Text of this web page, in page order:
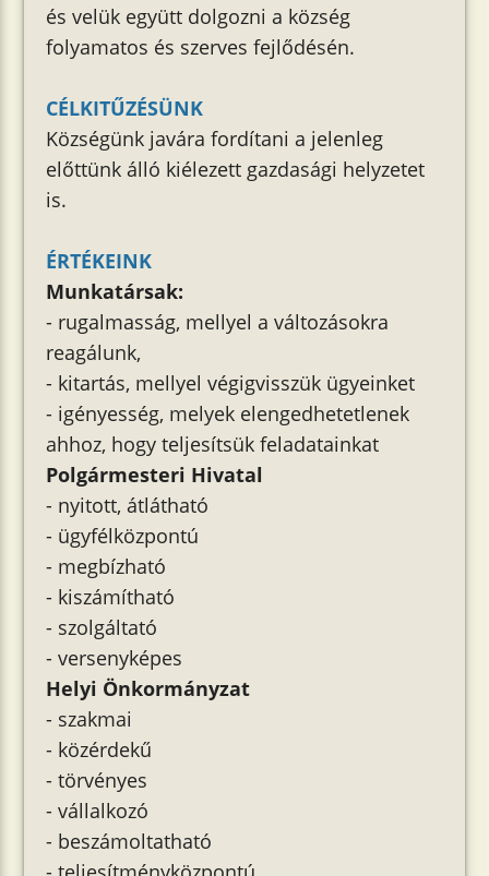
és velük együtt dolgozni a község
folyamatos és szerves fejlődésén.
CÉLKITŰZÉSÜNK
Községünk javára fordítani a jelenleg
előttünk álló kiélezett gazdasági helyzetet
is.
ÉRTÉKEINK
Munkatársak:
- rugalmasság, mellyel a változásokra
reagálunk,
- kitartás, mellyel végigvisszük ügyeinket
- igényesség, melyek elengedhetetlenek
ahhoz, hogy teljesítsük feladatainkat
Polgármesteri Hivatal
- nyitott, átlátható
- ügyfélközpontú
- megbízható
- kiszámítható
- szolgáltató
- versenyképes
Helyi Önkormányzat
- szakmai
- közérdekű
- törvényes
- vállalkozó
- beszámoltatható